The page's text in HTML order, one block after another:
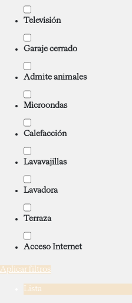
Televisión
Garaje cerrado
Admite animales
Microondas
Calefacción
Lavavajillas
Lavadora
Terraza
Acceso Internet
Aplicar filtros
Lista